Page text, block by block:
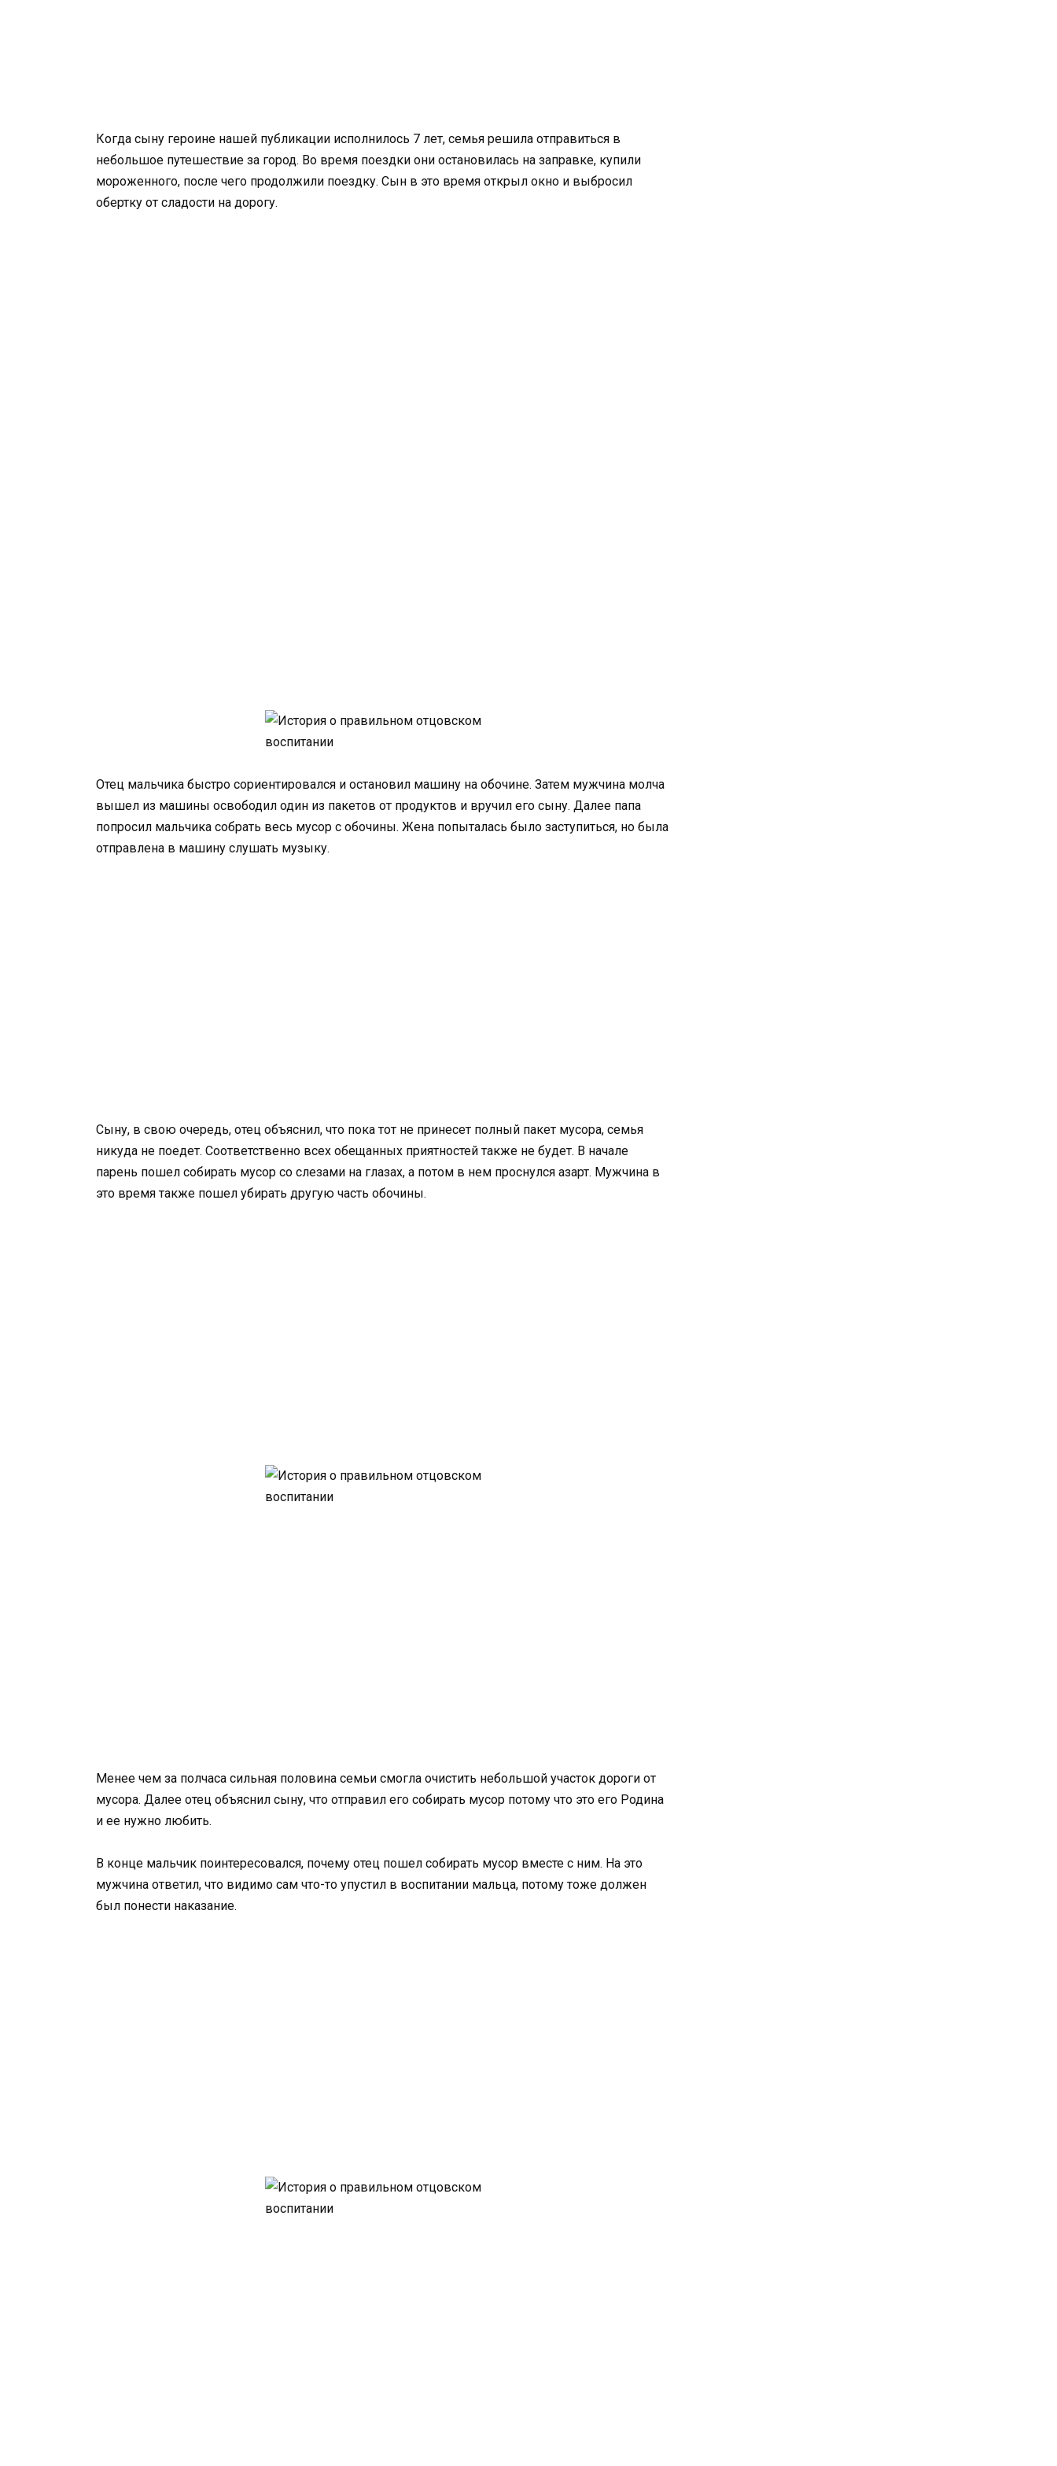
Когда сыну героине нашей публикации исполнилось 7 лет, семья решила отправиться в
небольшое путешествие за город. Во время поездки они остановилась на заправке, купили
мороженного, после чего продолжили поездку. Сын в это время открыл окно и выбросил
обертку от сладости на дорогу.
Отец мальчика быстро сориентировался и остановил машину на обочине. Затем мужчина молча
вышел из машины освободил один из пакетов от продуктов и вручил его сыну. Далее папа
попросил мальчика собрать весь мусор с обочины. Жена попыталась было заступиться, но была
отправлена в машину слушать музыку.
Сыну, в свою очередь, отец объяснил, что пока тот не принесет полный пакет мусора, семья
никуда не поедет. Соответственно всех обещанных приятностей также не будет. В начале
парень пошел собирать мусор со слезами на глазах, а потом в нем проснулся азарт. Мужчина в
это время также пошел убирать другую часть обочины.
Менее чем за полчаса сильная половина семьи смогла очистить небольшой участок дороги от
мусора. Далее отец объяснил сыну, что отправил его собирать мусор потому что это его Родина
и ее нужно любить.
В конце мальчик поинтересовался, почему отец пошел собирать мусор вместе с ним. На это
мужчина ответил, что видимо сам что-то упустил в воспитании мальца, потому тоже должен
был понести наказание.